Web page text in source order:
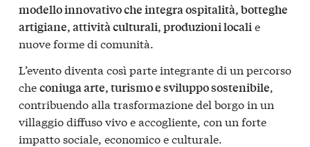
modello innovativo che integra ospitalità, botteghe
artigiane, attività culturali, produzioni localie
nuove forme di comunità.
L’evento diventa così parte integrante di un percorso
checoniuga arte, turismo e sviluppo sostenibile
contribuendo alla trasformazione del borgo in un
villaggio diffuso vivo e accogliente, con un forte
impatto sociale, economico e culturale.